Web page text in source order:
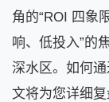
角的“ROI 四象
响、低投入”的
深水区。如何
文将为您详细复